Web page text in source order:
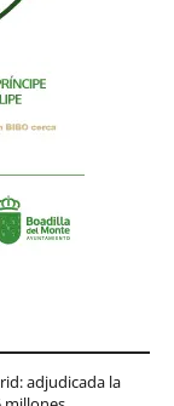
adjudicada la